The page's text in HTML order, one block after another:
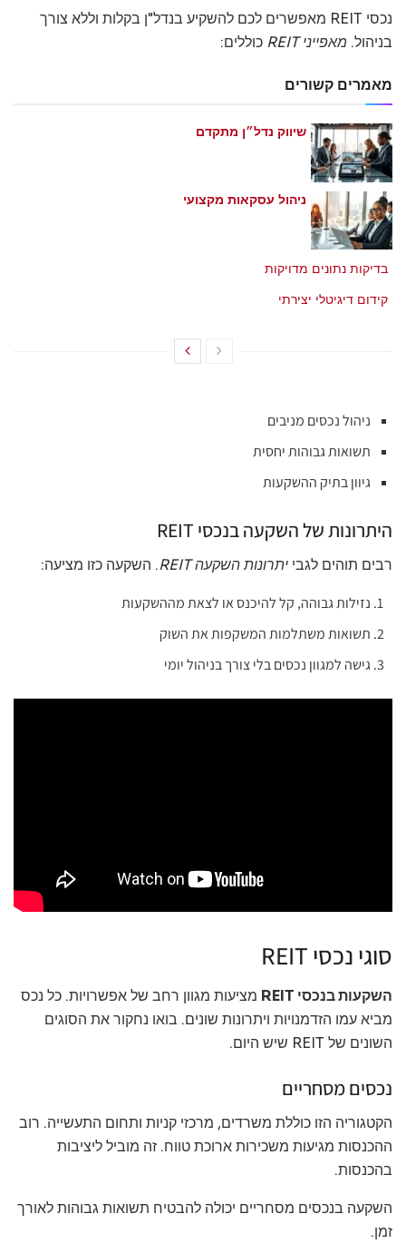
נכסי REIT מאפשרים לכם להשקיע בנדל"ן בקלות וללא צורך
בניהול. מאפייני REIT כוללים:
מאמרים קשורים
שיווק נדל״ן מתקדם
ניהול עסקאות מקצועי
בדיקות נתונים מדויקות
קידום דיגיטלי יצירתי
ניהול נכסים מניבים
תשואות גבוהות יחסית
גיוון בתיק ההשקעות
היתרונות של השקעה בנכסי REIT
רבים תוהים לגבי יתרונות השקעה REIT
. השקעה כזו מציעה:
נזילות גבוהה, קל להיכנס או לצאת מההשקעות
תשואות משתלמות המשקפות את השוק
גישה למגוון נכסים בלי צורך בניהול יומי
סוגי נכסי REIT
השקעות בנכסי REIT
מציעות מגוון רחב של אפשרויות. כל נכס
מביא עמו הזדמנויות ויתרונות שונים. בואו נחקור את הסוגים
השונים של REIT שיש היום.
נכסים מסחריים
הקטגוריה הזו כוללת משרדים, מרכזי קניות ותחום התעשייה. רוב
ההכנסות מגיעות משכירות ארוכת טווח. זה מוביל ליציבות
בהכנסות.
השקעה בנכסים מסחריים יכולה להבטיח תשואות גבוהות לאורך
זמן.